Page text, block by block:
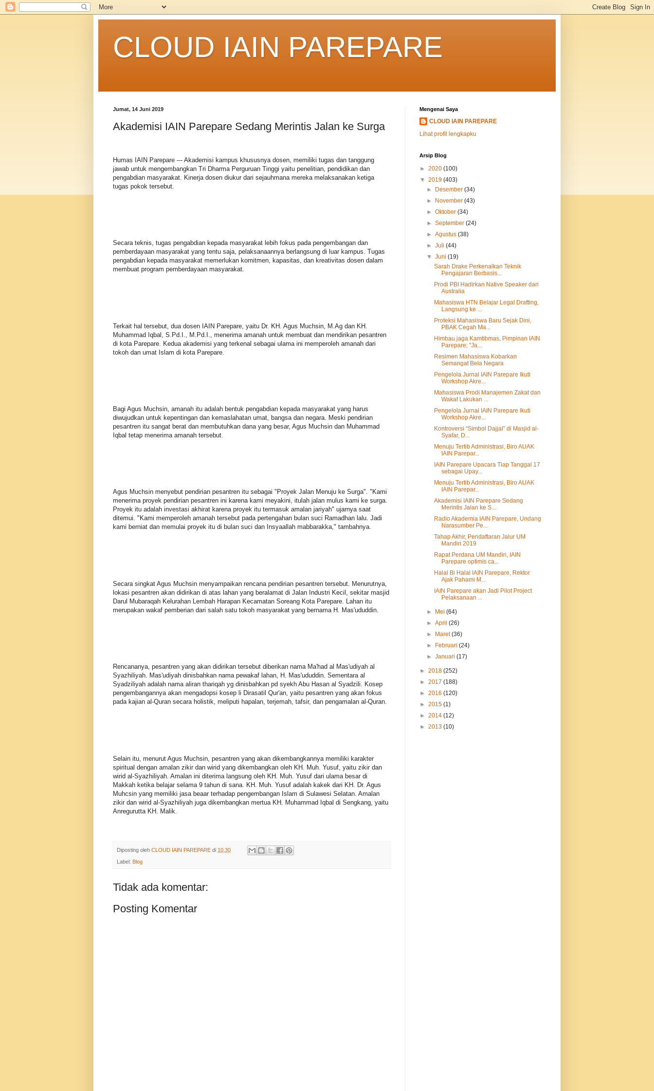
CLOUD IAIN PAREPARE
Jumat, 14 Juni 2019
Akademisi IAIN Parepare Sedang Merintis Jalan ke Surga
Humas IAIN Parepare --- Akademisi kampus khususnya dosen, memiliki tugas dan tanggung
jawab untuk mengembangkan Tri Dharma Perguruan Tinggi yaitu penelitian, pendidikan dan
pengabdian masyarakat. Kinerja dosen diukur dari sejauhmana mereka melaksanakan ketiga
tugas pokok tersebut.
Secara teknis, tugas pengabdian kepada masyarakat lebih fokus pada pengembangan dan
pemberdayaan masyarakat yang tentu saja, pelaksanaannya berlangsung di luar kampus. Tugas
pengabdian kepada masyarakat memerlukan komitmen, kapasitas, dan kreativitas dosen dalam
membuat program pemberdayaan masyarakat.
Terkait hal tersebut, dua dosen IAIN Parepare, yaitu Dr. KH. Agus Muchsin, M.Ag dan KH.
Muhammad Iqbal, S.Pd.I., M.Pd.I., menerima amanah untuk membuat dan mendirikan pesantren
di kota Parepare. Kedua akademisi yang terkenal sebagai ulama ini memperoleh amanah dari
tokoh dan umat Islam di kota Parepare.
Bagi Agus Muchsin, amanah itu adalah bentuk pengabdian kepada masyarakat yang harus
diwujudkan untuk kepentingan dan kemaslahatan umat, bangsa dan negara. Meski pendirian
pesantren itu sangat berat dan membutuhkan dana yang besar, Agus Muchsin dan Muhammad
Iqbal tetap menerima amanah tersebut.
Agus Muchsin menyebut pendirian pesantren itu sebagai "Proyek Jalan Menuju ke Surga". "Kami
menerima proyek pendirian pesantren ini karena kami meyakini, itulah jalan mulus kami ke surga.
Proyek itu adalah investasi akhirat karena proyek itu termasuk amalan jariyah" ujarnya saat
ditemui. "Kami memperoleh amanah tersebut pada pertengahan bulan suci Ramadhan lalu. Jadi
kami berniat dan memulai proyek itu di bulan suci dan Insyaallah mabbarakka," tambahnya.
Secara singkat Agus Muchsin menyampaikan rencana pendirian pesantren tersebut. Menurutnya,
lokasi pesantren akan didirikan di atas lahan yang beralamat di Jalan Industri Kecil, sekitar masjid
Darul Mubaraqah Kelurahan Lembah Harapan Kecamatan Soreang Kota Parepare. Lahan itu
merupakan wakaf pemberian dari salah satu tokoh masyarakat yang bernama H. Mas'ududdin.
Rencananya, pesantren yang akan didirikan tersebut diberikan nama Ma'had al Mas'udiyah al
Syazhiliyah. Mas'udiyah dinisbahkan nama pewakaf lahan, H. Mas'ududdin. Sementara al
Syadziliyah adalah nama aliran thariqah yg dinisbahkan pd syekh Abu Hasan al Syadzili. Kosep
pengembangannya akan mengadopsi kosep li Dirasatil Qur'an, yaitu pesantren yang akan fokus
pada kajian al-Quran secara holistik, meliputi hapalan, terjemah, tafsir, dan pengamalan al-Quran.
Selain itu, menurut Agus Muchsin, pesantren yang akan dikembangkannya memiliki karakter
spiritual dengan amalan zikir dan wirid yang dikembangkan oleh KH. Muh. Yusuf, yaitu zikir dan
wirid al-Syazhiliyah. Amalan ini diterima langsung oleh KH. Muh. Yusuf dari ulama besar di
Makkah ketika belajar selama 9 tahun di sana. KH. Muh. Yusuf adalah kakek dari KH. Dr. Agus
Muhcsin yang memiliki jasa beaar terhadap pengembangan Islam di Sulawesi Selatan. Amalan
zikir dan wirid al-Syazhiliyah juga dikembangkan mertua KH. Muhammad Iqbal di Sengkang, yaitu
Anregurutta KH. Malik.
Diposting oleh CLOUD IAIN PAREPARE di 10.30
Label: Blog
Tidak ada komentar:
Posting Komentar
Mengenai Saya
CLOUD IAIN PAREPARE
Lihat profil lengkapku
Arsip Blog
► 2020 (100)
▼ 2019 (403)
►
Desember(34)
►
November(43)
►Oktober(34)
►September(24)
►Agustus(38)
►Juli(44)
▼Juni(19)
Sarah Drake Perkenalkan Teknik
Pengajaran Berbasis...
Prodi PBI Hadirkan Native Speaker dari
Australia
Mahasiswa HTN Belajar Legal Drafting,
Langsung ke ...
Proteksi Mahasiswa Baru Sejak Dini,
PBAK Cegah Ma...
Himbau jaga Kamtibmas, Pimpinan IAIN
Parepare; "Ja...
Resimen Mahasiswa Kobarkan
Semangat Bela Negara
Pengelola Jurnal IAIN Parepare Ikuti
Workshop Akre...
Mahasiswa Prodi Manajemen Zakat dan
Wakaf Lakukan ...
Pengelola Jurnal IAIN Parepare Ikuti
Workshop Akre...
Kontroversi “Simbol Dajjal” di Masjid al-
Syafar, D...
Menuju Tertib Administrasi, Biro AUAK
IAIN Parepar...
IAIN Parepare Upacara Tiap Tanggal 17
sebagai Upay...
Menuju Tertib Administrasi, Biro AUAK
IAIN Parepar...
Akademisi IAIN Parepare Sedang
Merintis Jalan ke S...
Radio Akademia IAIN Parepare, Undang
Narasumber Pe...
Tahap Akhir, Pendaftaran Jalur UM
Mandiri 2019
Rapat Perdana UM Mandiri, IAIN
Parepare optimis ca...
Halal Bi Halal IAIN Parepare, Rektor
Ajak Pahami M...
IAIN Parepare akan Jadi Pilot Project
Pelaksanaan ...
► Mei(64)
►April(26)
►
Maret(36)
►
Februari(24)
►Januari(17)
► 2018 (252)
► 2017 (188)
► 2016 (120)
► 2015 (1)
► 2014 (12)
► 2013 (10)